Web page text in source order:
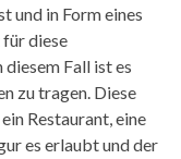
und in Form eines
diese
Fall ist es
zu tragen. Diese
Restaurant, eine
es erlaubt und der